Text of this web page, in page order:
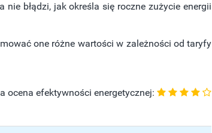
nie błądzi, jak określa się roczne zużycie energii
one różne wartości w zależności od taryfy
ocena efektywności energetycznej: